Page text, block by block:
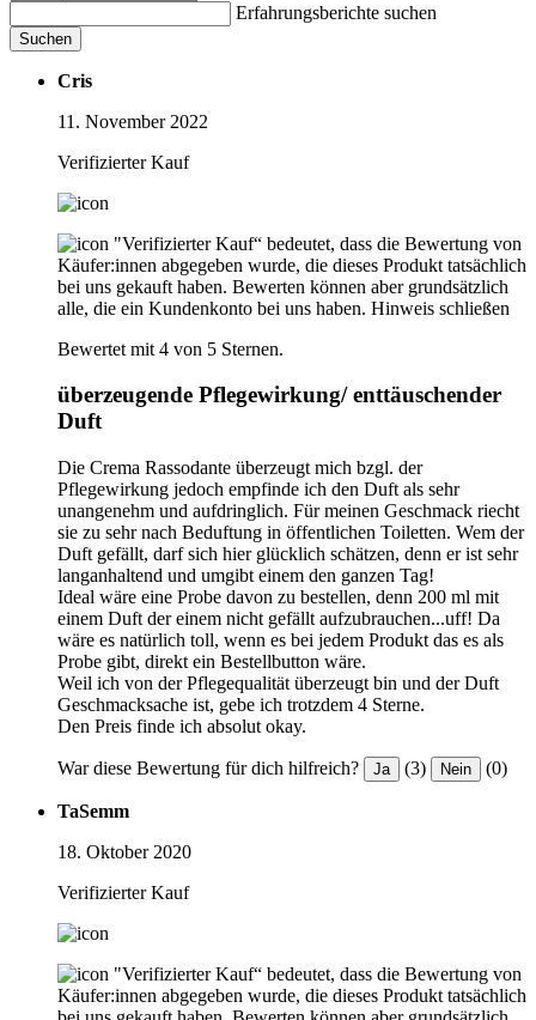
Erfahrungsberichte suchen
Suchen
Cris
11. November 2022
Verifizierter Kauf
"Verifizierter Kauf“ bedeutet, dass die Bewertung von
Käufer:innen abgegeben wurde, die dieses Produkt tatsächlich
bei uns gekauft haben. Bewerten können aber grundsätzlich
alle, die ein Kundenkonto bei uns haben. Hinweis schließen
Bewertet mit 4 von 5 Sternen.
überzeugende Pflegewirkung/ enttäuschender
Duft
Die Crema Rassodante überzeugt mich bzgl. der
Pflegewirkung jedoch empfinde ich den Duft als sehr
unangenehm und aufdringlich. Für meinen Geschmack riecht
sie zu sehr nach Beduftung in öffentlichen Toiletten. Wem der
Duft gefällt, darf sich hier glücklich schätzen, denn er ist sehr
langanhaltend und umgibt einem den ganzen Tag!
Ideal wäre eine Probe davon zu bestellen, denn 200 ml mit
einem Duft der einem nicht gefällt aufzubrauchen...uff! Da
wäre es natürlich toll, wenn es bei jedem Produkt das es als
Probe gibt, direkt ein Bestellbutton wäre.
Weil ich von der Pflegequalität überzeugt bin und der Duft
Geschmacksache ist, gebe ich trotzdem 4 Sterne.
Den Preis finde ich absolut okay.
War diese Bewertung für dich hilfreich? Ja (3) Nein (0)
TaSemm
18. Oktober 2020
Verifizierter Kauf
"Verifizierter Kauf“ bedeutet, dass die Bewertung von
Käufer:innen abgegeben wurde, die dieses Produkt tatsächlich